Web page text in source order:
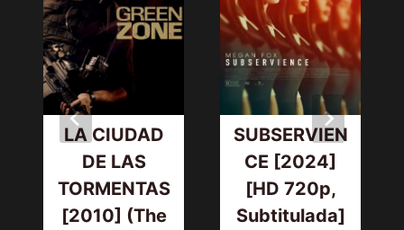
LA CIUDAD
DE LAS
TORMENTAS
[2010] (The
SUBSERVIEN
CE [2024]
[HD 720p,
Subtitulada]